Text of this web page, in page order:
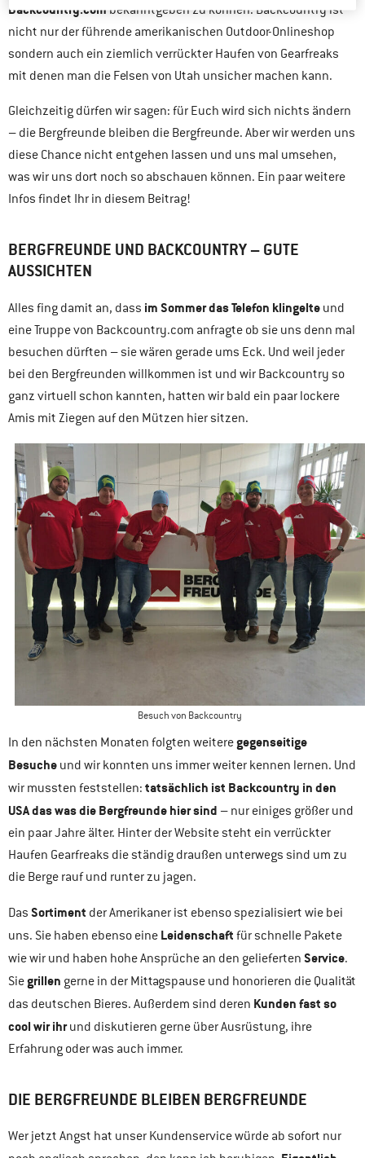
Backcountry.com bekanntgeben zu können. Backcountry ist
nicht nur der führende amerikanischen Outdoor-Onlineshop
sondern auch ein ziemlich verrückter Haufen von Gearfreaks
mit denen man die Felsen von Utah unsicher machen kann.
Gleichzeitig dürfen wir sagen: für Euch wird sich nichts ändern
– die Bergfreunde bleiben die Bergfreunde. Aber wir werden uns
diese Chance nicht entgehen lassen und uns mal umsehen,
was wir uns dort noch so abschauen können. Ein paar weitere
Infos findet Ihr in diesem Beitrag!
BERGFREUNDE UND BACKCOUNTRY – GUTE
AUSSICHTEN
Alles fing damit an, dass im Sommer das Telefon klingelte und
eine Truppe von Backcountry.com anfragte ob sie uns denn mal
besuchen dürften – sie wären gerade ums Eck. Und weil jeder
bei den Bergfreunden willkommen ist und wir Backcountry so
ganz virtuell schon kannten, hatten wir bald ein paar lockere
Amis mit Ziegen auf den Mützen hier sitzen.
Besuch von Backcountry
In den nächsten Monaten folgten weiteregegenseitige
Besuche und wir konnten uns immer weiter kennen lernen. Und
wir mussten feststellen: tatsächlich ist Backcountry in den
USA das was die Bergfreunde hier sind – nur einiges größer und
ein paar Jahre älter. Hinter der Website steht ein verrückter
Haufen Gearfreaks die ständig draußen unterwegs sind um zu
die Berge rauf und runter zu jagen.
Das Sortiment der Amerikaner ist ebenso spezialisiert wie bei
uns. Sie haben ebenso eine Leidenschaft für schnelle Pakete
wie wir und haben hohe Ansprüche an den gelieferten Service.
Siegrillen gerne in der Mittagspause und honorieren die Qualität
das deutschen Bieres. Außerdem sind deren Kunden fast so
cool wir ihrund diskutieren gerne über Ausrüstung, ihre
Erfahrung oder was auch immer.
DIE BERGFREUNDE BLEIBEN BERGFREUNDE
Wer jetzt Angst hat unser Kundenservice würde ab sofort nur